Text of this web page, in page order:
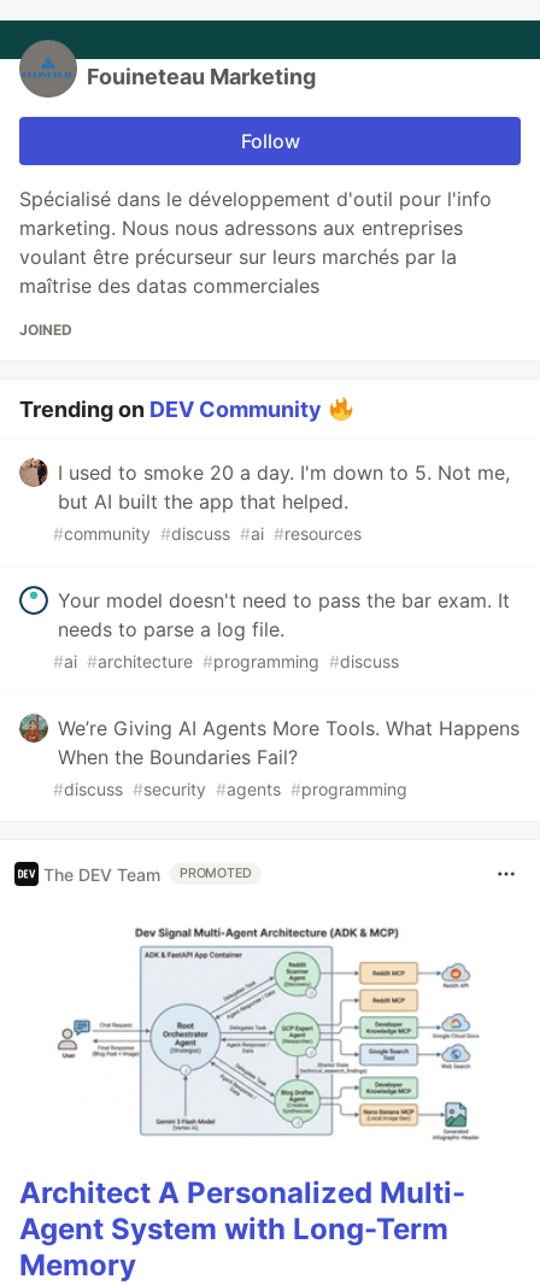
Fouineteau Marketing
Follow
Spécialisé dans le développement d'outil pour l'info
marketing. Nous nous adressons aux entreprises
voulant être précurseur sur leurs marchés par la
maîtrise des datas commerciales
JOINED
Trending on DEV Community
I used to smoke 20 a day. I'm down to 5. Not me,
but AI built the app that helped.
#community #discuss #ai #resources
Your model doesn't need to pass the bar exam. It
needs to parse a log file.
#ai #architecture #programming #discuss
We’re Giving AI Agents More Tools. What Happens
When the Boundaries Fail?
#discuss #security #agents #programming
The DEV Team PROMOTED
Architect A Personalized Multi-
Agent System with Long-Term
Memory